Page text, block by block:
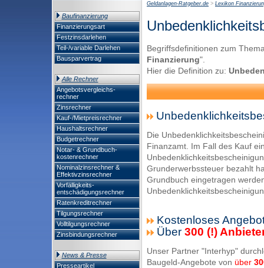
Baufinanzierung
Finanzierungsart
Festzinsdarlehen
Teil-/variable Darlehen
Bausparvertrag
Alle Rechner
Angebotsvergleichs-
rechner
Zinsrechner
Kauf-/Mietpreisrechner
Haushaltsrechner
Budgetrechner
Notar- & Grundbuch-
kostenrechner
Nominalzinsrechner &
Effektivzinsrechner
Vorfälligkeits-
entschädigungsrechner
Ratenkreditrechner
Tilgungsrechner
Volltilgungsrechner
Zinsbindungsrechner
News & Presse
Presseartikel
Geldanlagen-Ratgeber.de > Lexikon
Begriffsdefinitionen zum
Finanzierung".
Hier die Definition zu:
Die
Finanzamt. Im Fall des Kauf
Grunderwerbssteuer bezahlt
Grundbuch eingetragen
Kostenloses
Über 300 (!)
Unser Partner "Interhyp"
Baugeld-Angebote von über